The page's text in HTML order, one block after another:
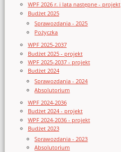
WPF 2026 r. i lata następne - projekt
Budżet 2025
Sprawozdania - 2025
Pożyczka
WPF 2025-2037
Budżet 2025 - projekt
WPF 2025-2037 - projekt
Budżet 2024
Sprawozdania - 2024
Absolutorium
WPF 2024-2036
Budżet 2024 - projekt
WPF 2024-2036 - projekt
Budżet 2023
Sprawozdania - 2023
Absolutorium